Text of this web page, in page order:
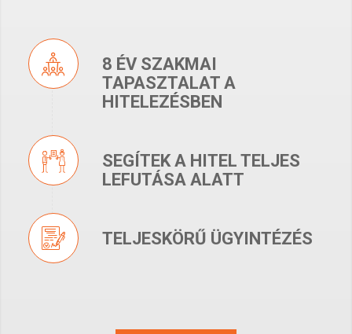
8 ÉV SZAKMAI
TAPASZTALAT A
HITELEZÉSBEN
SEGÍTEK A HITEL TELJES
LEFUTÁSA ALATT
TELJESKÖRŰ ÜGYINTÉZÉS